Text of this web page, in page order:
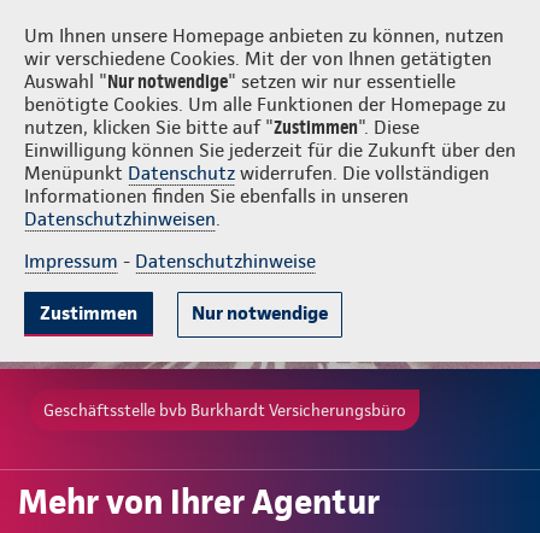
Um Ihnen unsere Homepage anbieten zu können, nutzen
wir verschiedene Cookies. Mit der von Ihnen getätigten
Auswahl "Nur notwendige" setzen wir nur essentielle
benötigte Cookies. Um alle Funktionen der Homepage zu
nutzen, klicken Sie bitte auf "Zustimmen". Diese
Einwilligung können Sie jederzeit für die Zukunft über den
Menüpunkt Datenschutz widerrufen. Die vollständigen
Informationen finden Sie ebenfalls in unseren
Datenschutzhinweisen.
Impressum - Datenschutzhinweise
Zustimmen Nur notwendige
bvb Burkhardt Versicherungsbüro Login
Geschäftsstelle bvb Burkhardt Versicherungsbüro
Mehr von Ihrer Agentur